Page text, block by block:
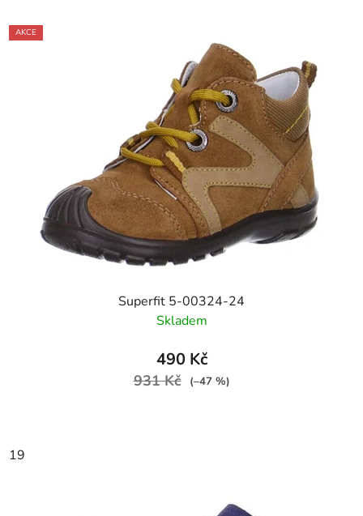
AKCE
Superfit 5-00324-24
Skladem
490 Kč
931 Kč (–47 %)
19